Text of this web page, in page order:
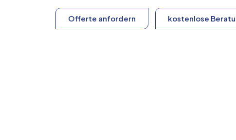
Offerte anfordern kostenlose